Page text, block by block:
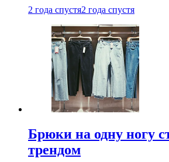
2 года спустя2 года спустя
Брюки на одну ногу
трендом